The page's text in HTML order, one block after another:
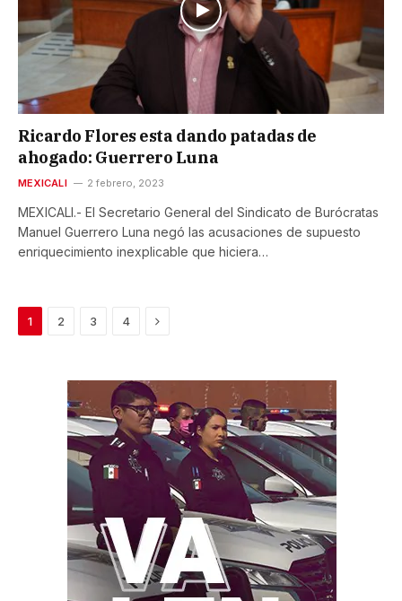
Ricardo Flores esta dando patadas de
ahogado: Guerrero Luna
MEXICALI 2 febrero, 2023
MEXICALI.- El Secretario General del Sindicato de Burócratas
Manuel Guerrero Luna negó las acusaciones de supuesto
enriquecimiento inexplicable que hiciera…
1 2 3 4 Next